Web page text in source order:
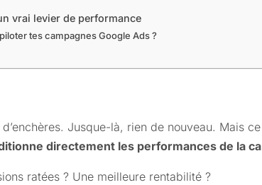
vrai levier de performance
tes campagnes Google Ads ?
Jusque-là, rien de nouveau. Mais
directement les performances de la
ratées ? Une meilleure rentabilité ?